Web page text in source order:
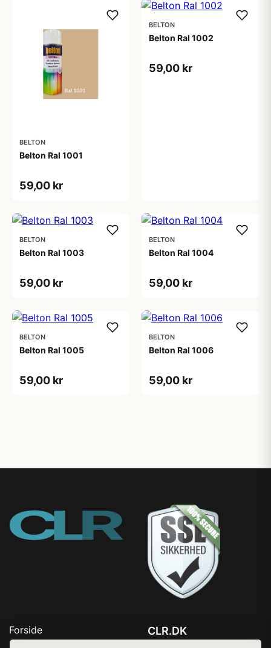
BELTON
Belton Ral 1001
59,00 kr
BELTON
Belton Ral 1002
59,00 kr
BELTON
Belton Ral 1003
59,00 kr
BELTON
Belton Ral 1004
59,00 kr
BELTON
Belton Ral 1005
59,00 kr
BELTON
Belton Ral 1006
59,00 kr
Forside
Produkter
CLR.DK